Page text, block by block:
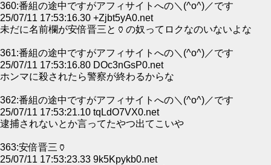
360:番組の途中ですがアフィサイトへの＼(^o^)／です
25/07/11 17:53:16.30 +Zjbt5yA0.net
未だに名前欄が安倍晋三と🏺の奴ってロクなのいないよな
361:番組の途中ですがアフィサイトへの＼(^o^)／です
25/07/11 17:53:16.80 DOc3nGsP0.net
ホンマに殺されたら警察が終わるからな
362:番組の途中ですがアフィサイトへの＼(^o^)／です
25/07/11 17:53:21.10 tqLdO7VX0.net
逮捕されないとか言ってたやつ出てこいや
363:安倍晋三🏺
25/07/11 17:53:23.33 9k5Kpykb0.net